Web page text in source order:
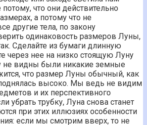
что они действительно
а потому что не
другие тела, по закону
одинаковость размеров Луны,
Сделайте из бумаги длинную
через нее на низко стоящую Луну
не видны были никакие земные
что размер Луны обычный, как
поднялась высоко. Мы ведь не видим
и их перспективного
убрать трубку, Луна снова станет
при этих иллюзиях особенности
если мы смотрим вверх, то не